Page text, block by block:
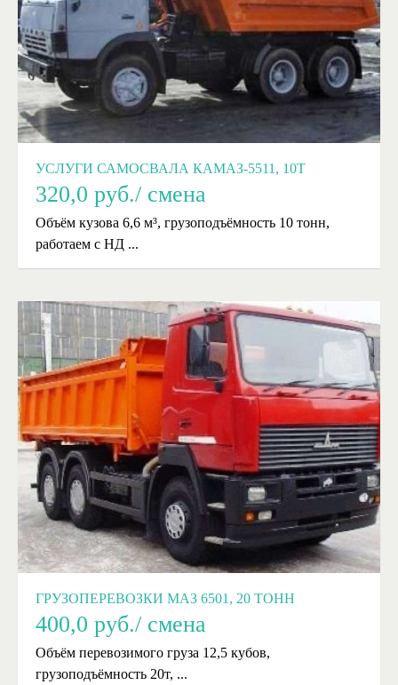
УСЛУГИ САМОСВАЛА КАМАЗ-5511, 10Т
320,0 руб./ смена
Объём кузова 6,6 м³, грузоподъёмность 10 тонн,
работаем с НД ...
ГРУЗОПЕРЕВОЗКИ МАЗ 6501, 20 ТОНН
400,0 руб./ смена
Объём перевозимого груза 12,5 кубов,
грузоподъёмность 20т, ...